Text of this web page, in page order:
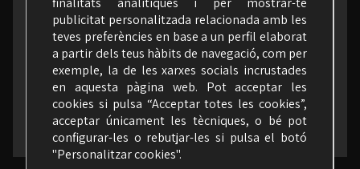
publicitat personalitzada relacionada amb les
teves preferències en base a un perfil elaborat
a partir dels teus hàbits de navegació, com per
exemple, la de les xarxes socials incrustades
en aquesta pàgina web. Pot acceptar les
cookies si pulsa “Acceptar totes les cookies”,
acceptar únicament les tècniques, o bé pot
configurar-les o rebutjar-les si pulsa el botó
"Personalitzar cookies".